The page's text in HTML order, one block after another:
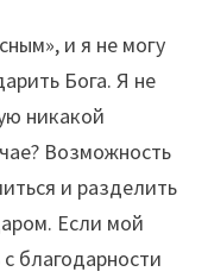
и я не могу
Бога. Я не
никакой
Возможность
и разделить
Если мой
благодарности